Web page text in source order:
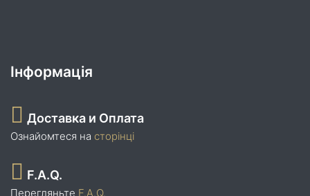
Інформація
Доставка и Оплата
Ознайомтеся на сторінці
F.A.Q.
Перегляньте F.A.Q.